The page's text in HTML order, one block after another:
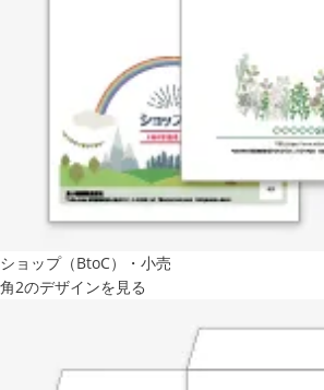
ショップ（BtoC）・小売
角2のデザインを見る